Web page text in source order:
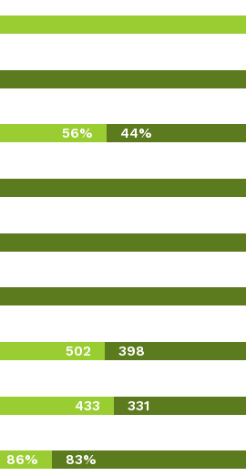
56% 44%
502 398
433 331
86% 83%